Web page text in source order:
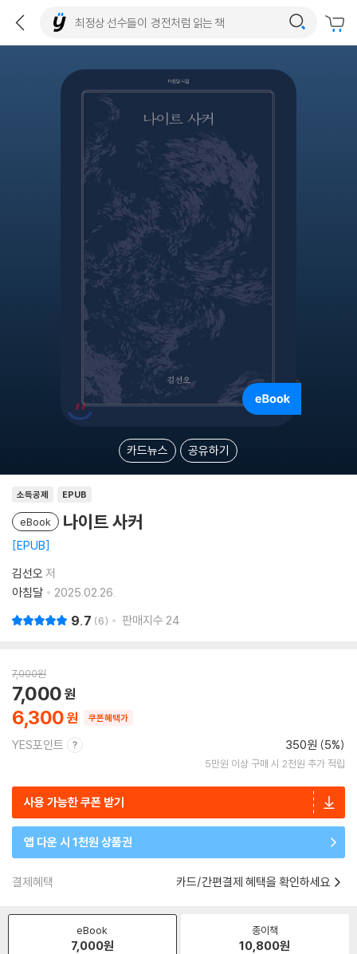
카드뉴스 공유하기
소득공제 EPUB
eBook 나이트 사커
EPUB
김선오 저
아침달
2025.02.26.
9.7 6 판매지수 24
7,000원
6,300
7,000
쿠폰혜택가
YES포인트 350원 (5%)
5만원 이상 구매 시 2천원 추가 적립
사용 가능한 쿠폰 받기
앱 다운 시 1천원 상품권
결제혜택 카드/간편결제 혜택을 확인하세요
eBook
7,000원
종이책
10,800원